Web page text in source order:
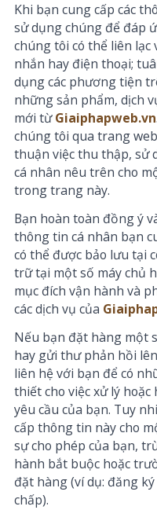
Khi bạn cung cấp các
sử dụng chúng để đáp
chúng tôi có thể liên
nhắn hay điện thoại;
dụng các phương tiện
những sản phẩm, dịch
mới từGiaiphapweb.vn
chúng tôi qua trang
thuận việc thu thập, sử
cá nhân nêu trên cho
trong trang này.
Bạn hoàn toàn đồng ý
thông tin cá nhân bạn
có thể được bảo lưu tại
trữ tại một số máy chủ
mục đích vận hành và
các dịch vụ của
Nếu bạn đặt hàng một
hay gửi thư phản hồi
liên hệ với bạn để có
thiết cho việc xử lý
yêu cầu của bạn. Tuy
cấp thông tin này cho
sự cho phép của bạn,
hành bắt buộc hoặc
đặt hàng (ví dụ: đăng
chấp).